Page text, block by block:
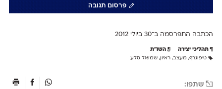
פרסום תגובה
הכתבה התפרסמה ב־30 ב יולי 2012
תהליכי יצירה השו״ת
טיפוגרף, מעצב, ראיון , שמואל סלע
שתפו: